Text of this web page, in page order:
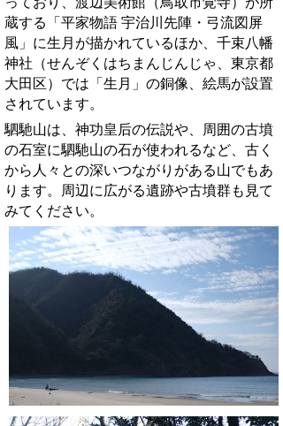
蔵する「平家物語 宇治川先陣・弓流図屏
風」に生月が描かれているほか、千束八幡
神社（せんぞくはちまんじんじゃ、東京都
大田区）では「生月」の銅像、絵馬が設置
されています。
駟馳山は、神功皇后の伝説や、周囲の古墳
の石室に駟馳山の石が使われるなど、古く
から人々との深いつながりがある山でもあ
り ます。周辺に広がる遺跡や古墳群も見て
みてください。